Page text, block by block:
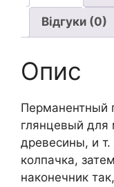
МІДЬ
кількість
Відгуки (0)
Опис
Перманентный
глянцевый для
древесины, и т.
колпачка,
наконечник